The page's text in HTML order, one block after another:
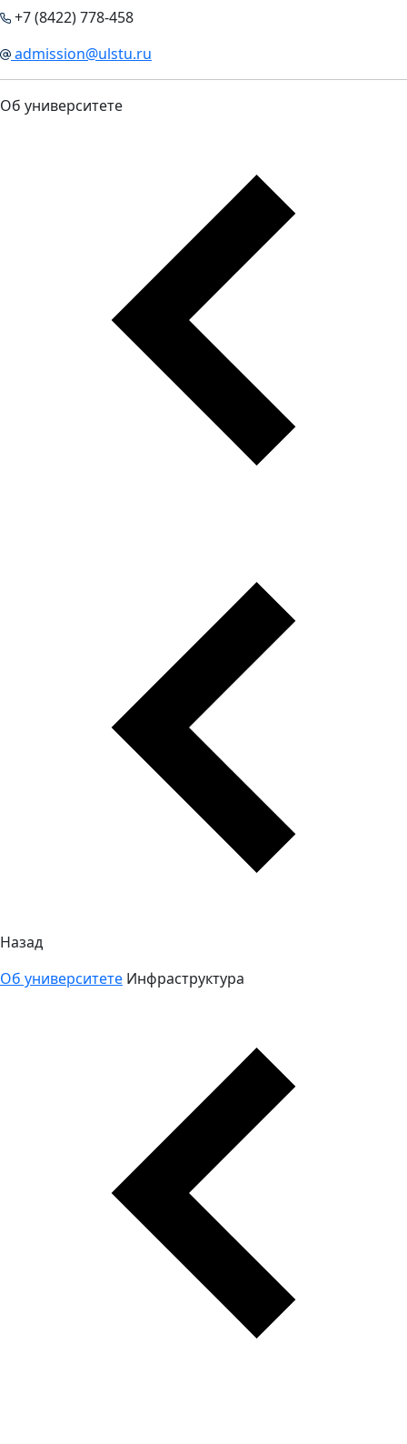
+7 (8422) 778-458
admission@ulstu.ru
Об университете
Назад
Об университете Инфраструктура